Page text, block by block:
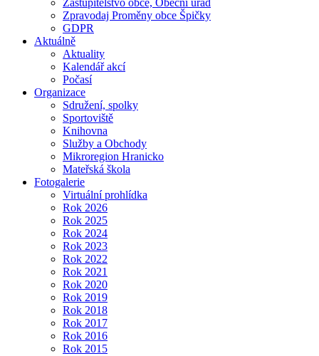
Zastupitelstvo obce, Obecní úřad
Zpravodaj Proměny obce Špičky
GDPR
Aktuálně
Aktuality
Kalendář akcí
Počasí
Organizace
Sdružení, spolky
Sportoviště
Knihovna
Služby a Obchody
Mikroregion Hranicko
Mateřská škola
Fotogalerie
Virtuální prohlídka
Rok 2026
Rok 2025
Rok 2024
Rok 2023
Rok 2022
Rok 2021
Rok 2020
Rok 2019
Rok 2018
Rok 2017
Rok 2016
Rok 2015